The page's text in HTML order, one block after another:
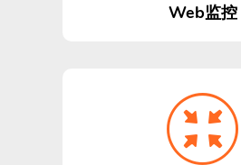
Web监控